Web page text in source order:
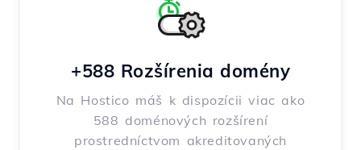
+588 Rozšírenia domény
Na Hostico máš k dispozícii viac ako
588 doménových rozšírení
prostredníctvom akreditovaných